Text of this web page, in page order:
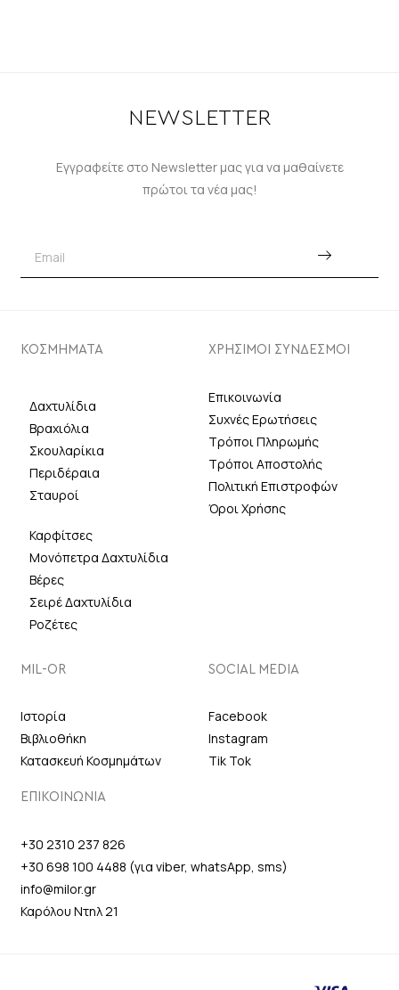
NEWSLETTER
Εγγραφείτε στο Newsletter μας για να μαθαίνετε
πρώτοι τα νέα μας!
ΚΟΣΜΗΜΑΤΑ
Δαχτυλίδια
Βραχιόλια
Σκουλαρίκια
Περιδέραια
Σταυροί
Καρφίτσες
Μονόπετρα Δαχτυλίδια
Βέρες
Σειρέ Δαχτυλίδια
Ροζέτες
ΧΡΗΣΙΜΟΙ ΣΥΝΔΕΣΜΟΙ
Επικοινωνία
Συχνές Ερωτήσεις
Τρόποι Πληρωμής
Τρόποι Αποστολής
Πολιτική Επιστροφών
Όροι Χρήσης
MIL-OR
Ιστορία
Βιβλιοθήκη
Κατασκευή Κοσμημάτων
SOCIAL MEDIA
Facebook
Instagram
Tik Tok
ΕΠΙΚΟΙΝΩΝΙΑ
+30 2310 237 826
+30 698 100 4488 (για viber, whatsApp, sms)
info@milor.gr
Καρόλου Ντηλ 21